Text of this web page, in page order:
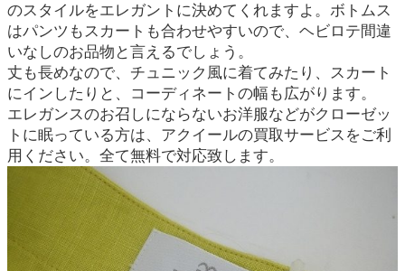
のスタイルをエレガントに決めてくれますよ。ボトムス
はパンツもスカートも合わせやすいので、ヘビロテ間違
いなしのお品物と言えるでしょう。
丈も長めなので、チュニック風に着てみたり、スカート
にインしたりと、コーディネートの幅も広がります。
エレガンスのお召しにならないお洋服などがクローゼッ
トに眠っている方は、アクイールの買取サービスをご利
用ください。全て無料で対応致します。